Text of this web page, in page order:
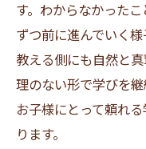
す。わからなかった
ずつ前に進んでいく
教える側にも自然と
理のない形で学びを
お子様にとって頼れ
ります。